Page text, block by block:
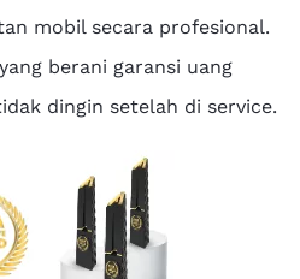
mobil secara profesional.
berani garansi uang
dingin setelah di service.